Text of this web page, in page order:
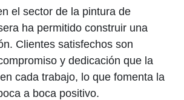
el sector de la pintura de
ha permitido construir una
Clientes satisfechos son
y dedicación que la
cada trabajo, lo que fomenta la
a boca positivo.